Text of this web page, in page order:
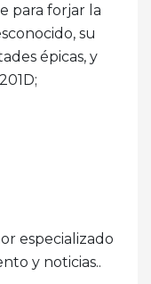
para forjar la
su
épicas, y
especializado
y noticias..